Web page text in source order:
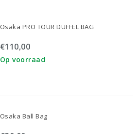
Osaka PRO TOUR DUFFEL BAG
€110,00
Op voorraad
Osaka Ball Bag